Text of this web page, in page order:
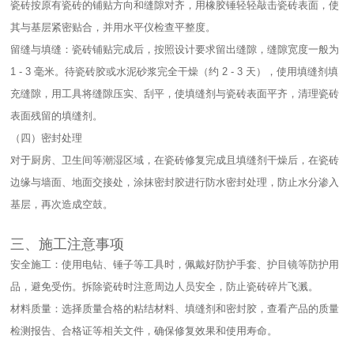
瓷砖按原有瓷砖的铺贴方向和缝隙对齐，用橡胶锤轻轻敲击瓷砖表面，使
其与基层紧密贴合，并用水平仪检查平整度。​
留缝与填缝：瓷砖铺贴完成后，按照设计要求留出缝隙，缝隙宽度一般为
1 - 3 毫米。待瓷砖胶或水泥砂浆完全干燥（约 2 - 3 天），使用填缝剂填
充缝隙，用工具将缝隙压实、刮平，使填缝剂与瓷砖表面平齐，清理瓷砖
表面残留的填缝剂。​
（四）密封处理​
对于厨房、卫生间等潮湿区域，在瓷砖修复完成且填缝剂干燥后，在瓷砖
边缘与墙面、地面交接处，涂抹密封胶进行防水密封处理，防止水分渗入
基层，再次造成空鼓。​
三、施工注意事项​
安全施工：使用电钻、锤子等工具时，佩戴好防护手套、护目镜等防护用
品，避免受伤。拆除瓷砖时注意周边人员安全，防止瓷砖碎片飞溅。​
材料质量：选择质量合格的粘结材料、填缝剂和密封胶，查看产品的质量
检测报告、合格证等相关文件，确保修复效果和使用寿命。​